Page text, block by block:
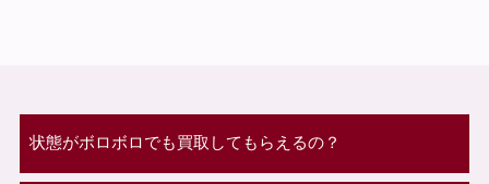
状態がボロボロでも買取してもらえるの？